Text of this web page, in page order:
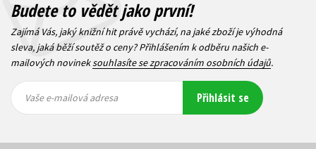
Budete to vědět jako první!
Zajímá Vás, jaký knižní hit právě vychází, na jaké zboží je výhodná
sleva, jaká běží soutěž o ceny? Přihlášením k odběru našich e-
mailových novineksouhlasíte se zpracováním osobních údajů.
mailová
mailová
Vaše e-mailová adresa Přihlásit se